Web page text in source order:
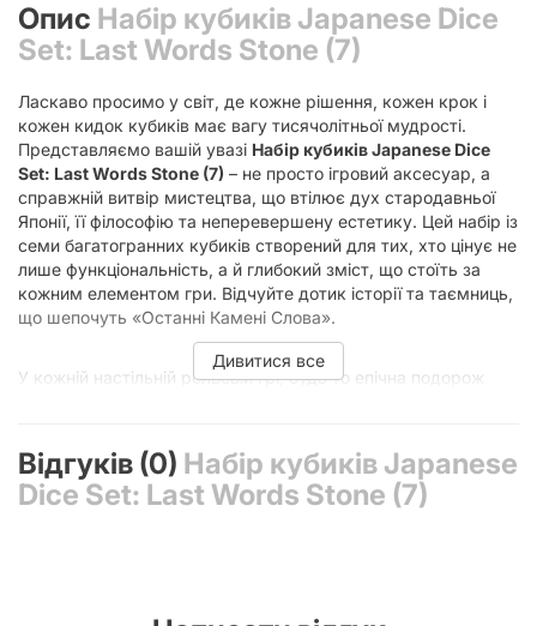
Опис Набір кубиків Japanese Dice
Set: Last Words Stone (7)
Ласкаво просимо у світ, де кожне рішення, кожен крок і
кожен кидок кубиків має вагу тисячолітньої мудрості.
Представляємо вашій увазі Набір кубиків Japanese Dice
Set: Last Words Stone (7) – не просто ігровий аксесуар, а
справжній витвір мистецтва, що втілює дух стародавньої
Японії, її філософію та неперевершену естетику. Цей набір із
семи багатогранних кубиків створений для тих, хто цінує не
лише функціональність, а й глибокий зміст, що стоїть за
кожним елементом гри. Відчуйте дотик історії та таємниць,
що шепочуть «Останні Камені Слова».
У кожній настільній рольовій грі, будь то епічна подорож
серцем наративу. Вони вирішують долю персонажів,
визначають успіх місій та додають елемент
непередбачуваності, який так сильно люблять гравці. Але
ритуалом, а не просто механічною дією.
Дивитися все
Відгуків (0) Набір кубиків Japanese
Dice Set: Last Words Stone (7)